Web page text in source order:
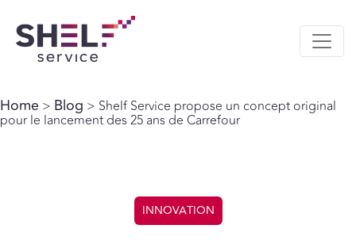
Home > Blog > Shelf Service propose un concept original
pour le lancement des 25 ans de Carrefour
INNOVATION